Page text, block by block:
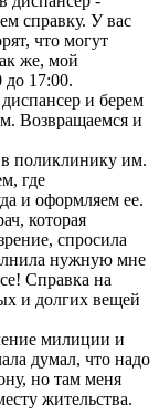
справку. У вас
что могут
же, мой
до 17:00.
и берем
Возвращаемся и
поликлинику им.
где
и оформляем ее.
которая
спросила
нужную мне
Справка на
и долгих вещей
милиции и
думал, что надо
но там меня
жительства.